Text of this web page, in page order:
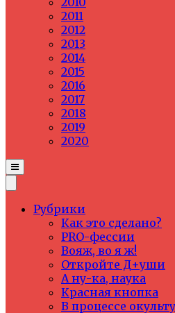
2011
2012
2013
2014
2015
2016
2017
2018
2019
2020
Рубрики
Как это сделано?
PRO-фессии
Вояж, во я ж!
Откройте Д+уши
А ну-ка, наука
Красная кнопка
В процессе